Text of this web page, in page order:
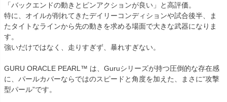
「バックエンドの動きとピンアクションが良い」と高評価。
特に、オイルが削れてきたデイリーコンディションや試合後半、ま
たタイトなラインから先の動きを求める場面で大きな武器になりま
す。
強いだけではなく、走りすぎず、暴れすぎない。
GURU ORACLE PEARL™ は、Guruシリーズが持つ圧倒的な存在感
に、パールカバーならではのスピードと角度を加えた、まさに“攻撃
型パール”です。